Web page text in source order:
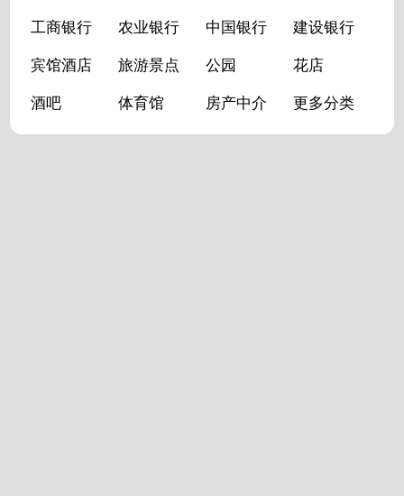
工商银行 农业银行 中国银行 建设银行
宾馆酒店 旅游景点 公园 花店
酒吧 体育馆 房产中介 更多分类